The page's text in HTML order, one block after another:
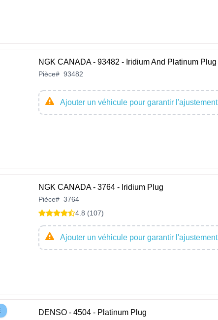
NGK CANADA - 93482 - Iridium And Platinum Plug
Pièce# 93482
Ajouter un véhicule pour garantir l'ajustement
NGK CANADA - 3764 - Iridium Plug
Pièce# 3764
4.8 (107)
Ajouter un véhicule pour garantir l'ajustement
DENSO - 4504 - Platinum Plug